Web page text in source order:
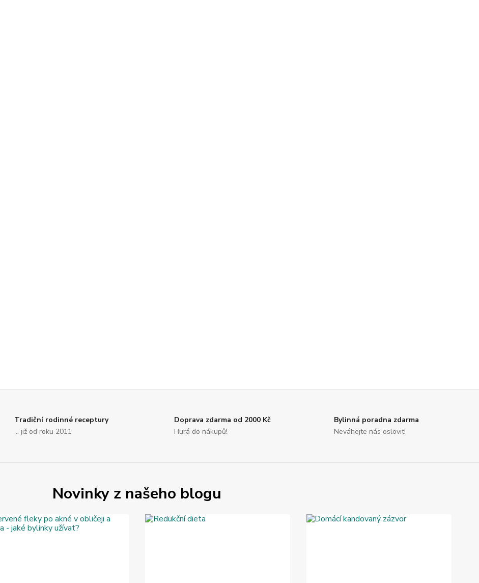
Tradiční rodinné receptury
... již od roku 2011
Doprava zdarma od 2000 Kč
Hurá do nákupů!
Bylinná poradna zdarma
Neváhejte nás oslovit!
Novinky z našeho blogu